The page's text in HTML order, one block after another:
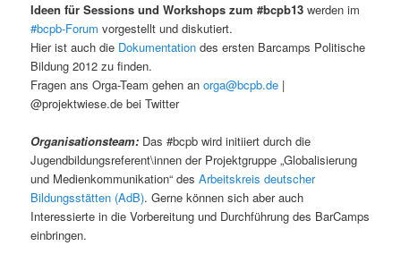
Ideen für Sessions und Workshops zum #bcpb13 werden im
#bcpb-Forum vorgestellt und diskutiert.
Hier ist auch die Dokumentation des ersten Barcamps Politische
Bildung 2012 zu finden.
Fragen ans Orga-Team gehen anorga@bcpb.de |
@projektwiese.de bei Twitter
Organisationsteam: Das #bcpb wird initiiert durch die
Jugendbildungsreferent\innen der Projektgruppe „Globalisierung
und Medienkommunikation“ desArbeitskreis deutscher
Bildungsstätten (AdB). Gerne können sich aber auch
Interessierte in die Vorbereitung und Durchführung des BarCamps
einbringen.